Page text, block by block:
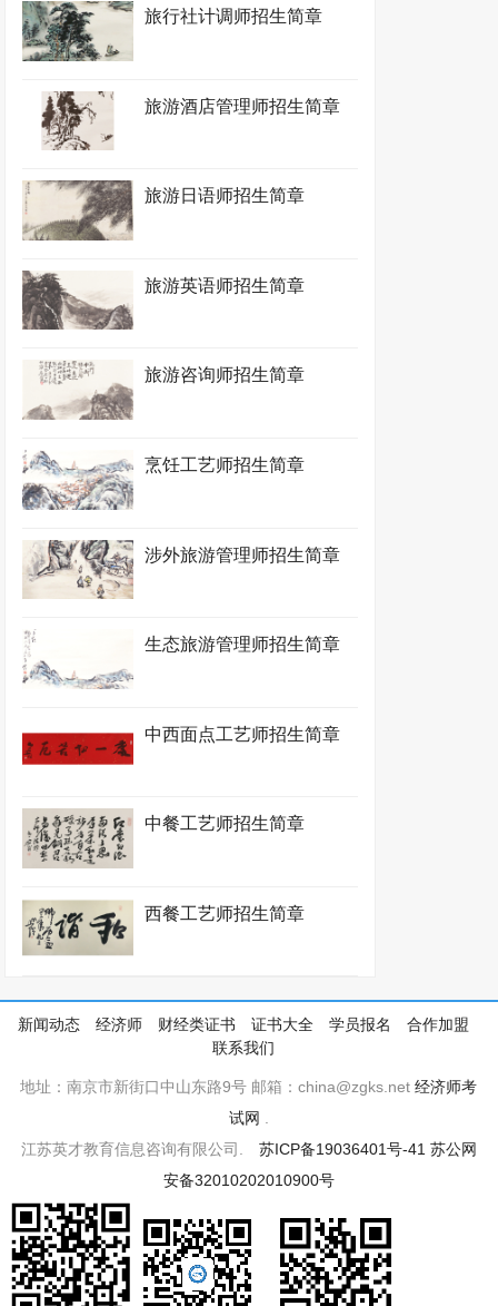
旅行社计调师招生简章
旅游酒店管理师招生简章
旅游日语师招生简章
旅游英语师招生简章
旅游咨询师招生简章
烹饪工艺师招生简章
涉外旅游管理师招生简章
生态旅游管理师招生简章
中西面点工艺师招生简章
中餐工艺师招生简章
西餐工艺师招生简章
新闻动态 经济师 财经类证书 证书大全 学员报名
合作加盟
联系我们
地址：南京市新街口中山东路9号 邮箱：china@zgks.net经济师考
试网 .
江苏英才教育信息咨询有限公司. 苏ICP备19036401号-41 苏公网
安备32010202010900号